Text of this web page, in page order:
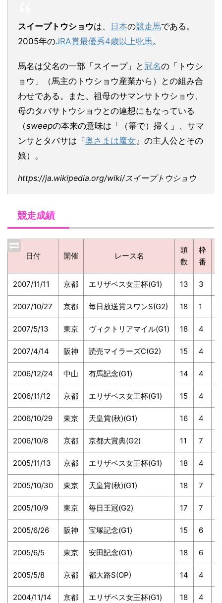
スイープトウショウは、 日本の競走馬である。
2005年のJRA賞最優秀4歳以上牝馬。
馬名は父名の一部「スイープ」と 冠名の「トウシ
ョウ」（馬主のトウショウ産業から）との組み合
わせである。また、祖母のサマンサトウショウ、
母のタバサトウショウとの連想にもなっている
（sweepの本来の意味は「（箒で）掃く」、サマ
ンサとタバサは『奥さまは魔女』の主人公とその
娘）。
https://ja.wikipedia.org/wiki/スイープトウショウ
競走成績
日付 開催 レース名
頭
数
枠
番
2007/11/11 京都 エリザベス女王杯(G1) 13 3
2007/10/27 京都 毎日放送賞スワンS(G2) 18 1
2007/5/13 東京 ヴィクトリアマイル(G1) 18 4
2007/4/14 阪神 読売マイラーズC(G2) 15 4
2006/12/24 中山 有馬記念(G1) 14 4
2006/11/12 京都 エリザベス女王杯(G1) 15 4
2006/10/29 東京 天皇賞(秋)(G1) 16 4
2006/10/8 京都 京都大賞典(G2) 11 7
2005/11/13 京都 エリザベス女王杯(G1) 18 4
2005/10/30 東京 天皇賞(秋)(G1) 18 7
2005/10/9 東京 毎日王冠(G2) 17 7
2005/6/26 阪神 宝塚記念(G1) 15 6
2005/6/5 東京 安田記念(G1) 18 6
2005/5/8 京都 都大路S(OP) 14 4
2004/11/14 京都 エリザベス女王杯(G1) 18 4